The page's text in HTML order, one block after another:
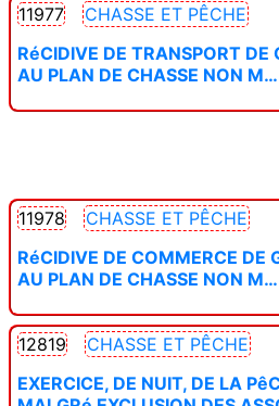
11977
CHASSE ET PÊCHE
RéCIDIVE DE TRANSPORT DE
AU PLAN DE CHASSE NON M…
11978
CHASSE ET PÊCHE
RéCIDIVE DE COMMERCE DE
AU PLAN DE CHASSE NON M…
12819
CHASSE ET PÊCHE
EXERCICE, DE NUIT, DE LA